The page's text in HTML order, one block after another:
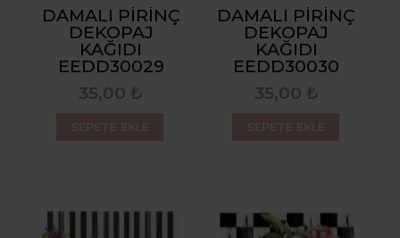
DAMALI PIRINÇ
DEKOPAJ
KAĞIDI
EEDD30029
35,00 ₺
DAMALI PIRINÇ
DEKOPAJ
KAĞIDI
EEDD30030
35,00 ₺